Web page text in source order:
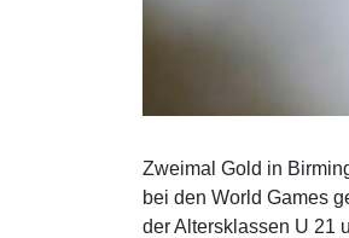
Zweimal Gold in
bei den World Games
der Altersklassen U 21